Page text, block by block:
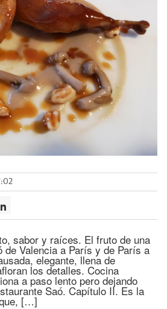
sabor y raíces. El fruto de una
de Valencia a París y de París a
elegante, llena de
los detalles. Cocina
a paso lento pero dejando
Saó. Capítulo II. Es la
[…]